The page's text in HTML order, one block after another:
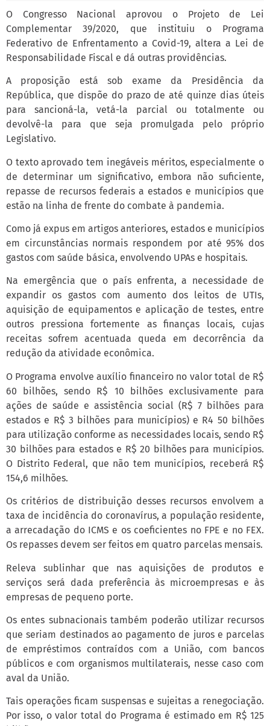
O Congresso Nacional aprovou o Projeto de Lei
Complementar 39/2020, que instituiu o Programa
Federativo de Enfrentamento a Covid-19, altera a Lei de
Responsabilidade Fiscal e dá outras providências.
A proposição está sob exame da Presidência da
República, que dispõe do prazo de até quinze dias úteis
para sancioná-la, vetá-la parcial ou totalmente ou
devolvê-la para que seja promulgada pelo próprio
Legislativo.
O texto aprovado tem inegáveis méritos, especialmente o
de determinar um significativo, embora não suficiente,
repasse de recursos federais a estados e municípios que
estão na linha de frente do combate à pandemia.
Como já expus em artigos anteriores, estados e municípios
em circunstâncias normais respondem por até 95% dos
gastos com saúde básica, envolvendo UPAs e hospitais.
Na emergência que o país enfrenta, a necessidade de
expandir os gastos com aumento dos leitos de UTIs,
aquisição de equipamentos e aplicação de testes, entre
outros pressiona fortemente as finanças locais, cujas
receitas sofrem acentuada queda em decorrência da
redução da atividade econômica.
O Programa envolve auxílio financeiro no valor total de R$
60 bilhões, sendo R$ 10 bilhões exclusivamente para
ações de saúde e assistência social (R$ 7 bilhões para
estados e R$ 3 bilhões para municípios) e R4 50 bilhões
para utilização conforme as necessidades locais, sendo R$
30 bilhões para estados e R$ 20 bilhões para municípios.
O Distrito Federal, que não tem municípios, receberá R$
154,6 milhões.
Os critérios de distribuição desses recursos envolvem a
taxa de incidência do coronavírus, a população residente,
a arrecadação do ICMS e os coeficientes no FPE e no FEX.
Os repasses devem ser feitos em quatro parcelas mensais.
Releva sublinhar que nas aquisições de produtos e
serviços será dada preferência às microempresas e às
empresas de pequeno porte.
Os entes subnacionais também poderão utilizar recursos
que seriam destinados ao pagamento de juros e parcelas
de empréstimos contraídos com a União, com bancos
públicos e com organismos multilaterais, nesse caso com
aval da União.
Tais operações ficam suspensas e sujeitas a renegociação.
Por isso, o valor total do Programa é estimado em R$ 125